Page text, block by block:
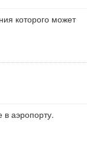
которого может
в аэропорту.